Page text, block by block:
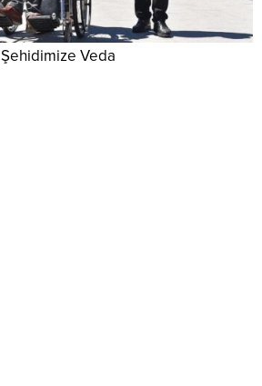
Şehidimize Veda